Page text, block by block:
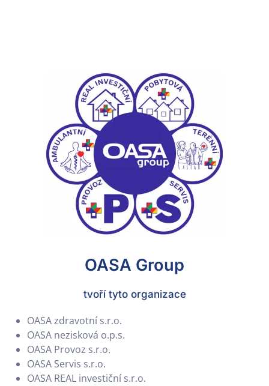
OASA Group
tvoří tyto organizace
OASA zdravotní s.r.o.
OASA nezisková o.p.s.
OASA Provoz s.r.o.
OASA Servis s.r.o.
OASA REAL investiční s.r.o.